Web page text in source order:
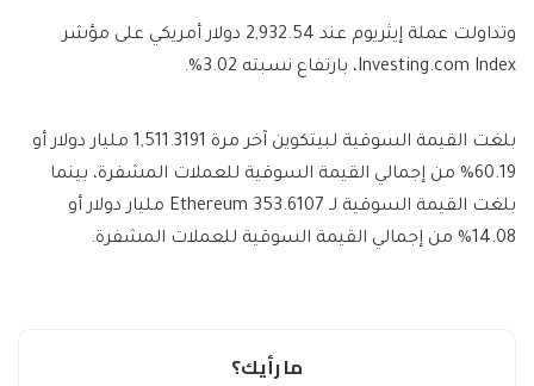
وتداولت عملة إيثريوم عند 2,932.54 دولار أمريكي على مؤشر
Investing.com Index، بارتفاع نسبته 3.02%.
بلغت القيمة السوقية لبيتكوين آخر مرة 1,511.3191 مليار دولار أو
60.19% من إجمالي القيمة السوقية للعملات المشفرة، بينما
بلغت القيمة السوقية لـ Ethereum 353.6107 مليار دولار أو
14.08% من إجمالي القيمة السوقية للعملات المشفرة.
ما رأيك؟